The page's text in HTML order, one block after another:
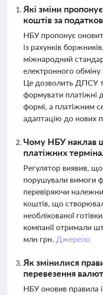
Які зміни
коштів за
НБУ пропонує
із рахунків
міжнародний
електронного
Це дозволить ДПСУ
формувати платіжні
формі, а платіжним
адаптацію до нових
Чому НБУ наклав
платіжних
Регулятор виявив,
порушували вимоги
перевіряючи
коштів, що
необлікованої
компанії отримали
млн грн. Джерело
Як змінилися
перевезення
НБУ оновив правила